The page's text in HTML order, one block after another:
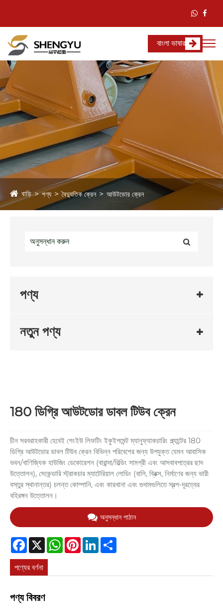
বাংলা ভাষার
বাড়ি পণ্য বৈদ্যুতিক ক্রেন আউটডোর ক্রেন
পণ্য
নতুন পণ্য
180 ডিগ্রি আউটডোর ডাবল টিউব ক্রেন
চীন সরবরাহকারী হেবেই শেংইউ লিফটিং ইকুইপমেন্ট ম্যানুফ্যাকচারিং প্ল্যান্টের 180
ডিগ্রি আউটডোর ডাবল টিউব ক্রেন বিভিন্ন পরিবেশের জন্য উপযুক্ত যেমন আবাসিক
ভবন/বাণিজ্যিক হাউজিং ডেকোরেশন (বারান্দা/বিল্ডিং সামগ্রী এবং আসবাবপত্রের ছাদ
উত্তোলন), সেকেন্ডারি স্ট্রাকচার ম্যাটেরিয়াল লোডিং (বালি, ব্রিক্স, নির্মাণের জন্য ভারী
বস্তুর স্থানান্তর) চলন্ত কোম্পানি, এবং কারখানা এবং গুদামগুলিতে স্বল্প-দূরত্বের
বহিরঙ্গন উত্তোলন।
অনুসন্ধান পাঠান
Facebook
X WhatsApp
PinterestLinkedIn
পণ্যের বর্ণনা
পণ্য বিবরণ